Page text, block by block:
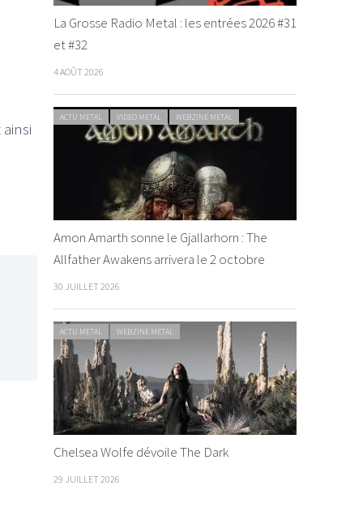
La Grosse Radio Metal : les entrées 2026 #31
et #32
4 AOÛT 2026
ACTU METAL VIDEO METAL WEBZINE METAL
Amon Amarth sonne le Gjallarhorn : The
Allfather Awakens arrivera le 2 octobre
30 JUILLET 2026
ACTU METAL WEBZINE METAL
Chelsea Wolfe dévoile The Dark
29 JUILLET 2026